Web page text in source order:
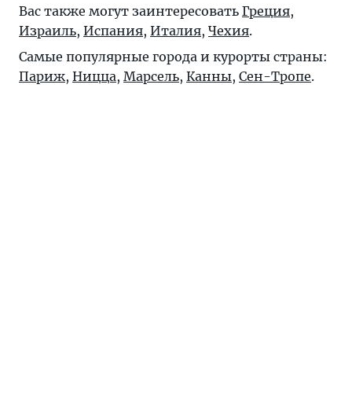
Вас также могут заинтересовать Греция,
Израиль, Испания, Италия, Чехия.
Самые популярные города и курорты страны:
Париж, Ницца, Марсель, Канны, Сен-Тропе.